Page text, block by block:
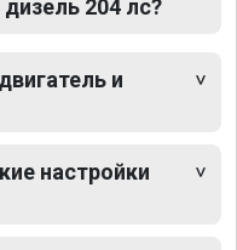
204 лс?
и
настройки